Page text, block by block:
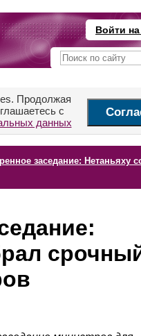
Войти
Продолжая
с
данных
заседание: Нетаньяху